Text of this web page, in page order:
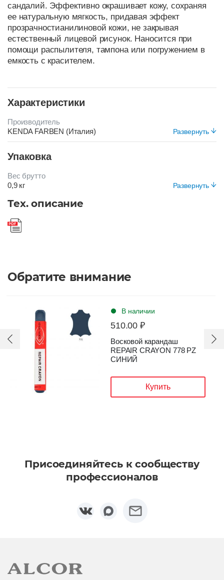
сандалий. Эффективно окрашивает кожу, сохраняя
ее натуральную мягкость, придавая эффект
прозрачностианилиновой кожи, не закрывая
естественный лицевой рисунок. Наносится при
помощи распылителя, тампона или погружением в
емкость с красителем.
Характеристики
Развернуть
Производитель
KENDA FARBEN (Италия)
24 месяца
КОРИЧНЕВЫЙ
Упаковка
Развернуть
Вес брутто
0,9 кг
Вид упаковки
Банка пластиковая
Тех. описание
Обратите внимание
В наличии
510.00 ₽
Восковой карандаш
REPAIR CRAYON 778 PZ
СИНИЙ
Купить
Присоединяйтесь к сообществу
профессионалов